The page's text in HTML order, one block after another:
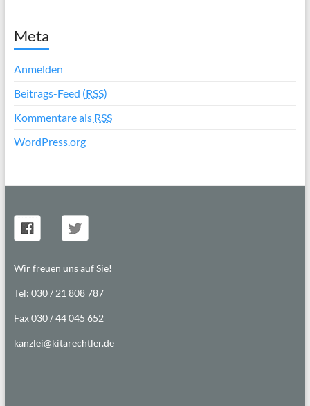
Meta
Anmelden
Beitrags-Feed (RSS)
Kommentare als RSS
WordPress.org
Wir freuen uns auf Sie!
Tel: 030 / 21 808 787
Fax 030 / 44 045 652
kanzlei@kitarechtler.de